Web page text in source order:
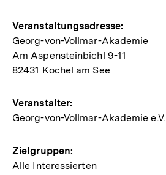
Hinweise
zur
Veranstaltung
Veranstaltungsadresse:
Georg-von-Vollmar-Akademie
Am Aspensteinbichl 9-11
82431 Kochel am See
Veranstalter:
Georg-von-Vollmar-Akademie e.V.
Zielgruppen:
Alle Interessierten